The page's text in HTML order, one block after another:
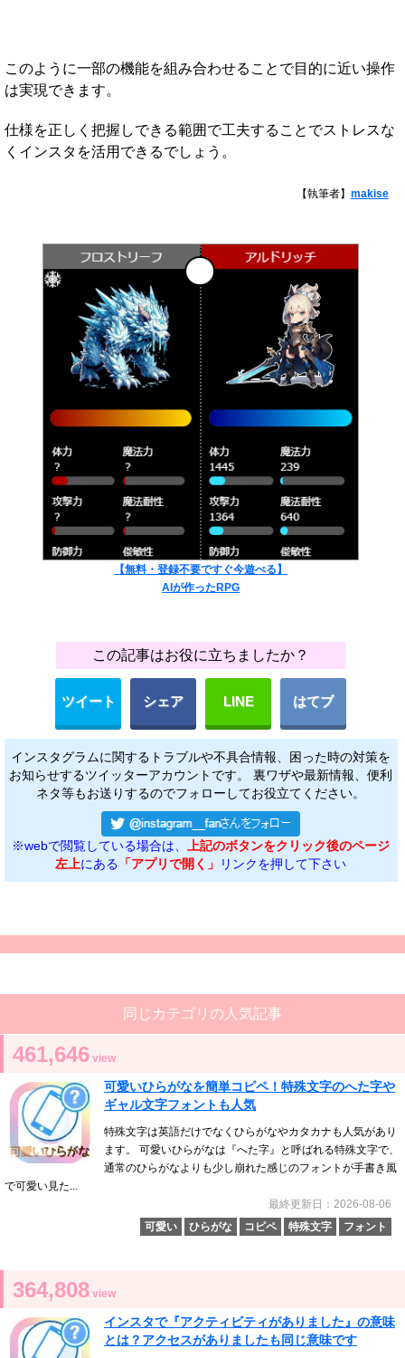
このように一部の機能を組み合わせることで目的に近い操作
は実現できます。
仕様を正しく把握しできる範囲で工夫することでストレスな
くインスタを活用できるでしょう。
【執筆者】 makise
【無料・登録不要ですぐ今遊べる】
AIが作ったRPG
この記事はお役に立ちましたか？
ツイート シェア LINE はてブ
インスタグラムに関するトラブルや不具合情報、困った時の対策を
お知らせするツイッターアカウントです。 裏ワザや最新情報、便利
ネタ等もお送りするのでフォローしてお役立てください。
※webで閲覧している場合は、
上記のボタンをクリック後のページ
左上にある 「アプリで開く」 リンクを押して下さい
同じカテゴリの人気記事
461,646 view
可愛いひらがなを簡単コピペ！特殊文字のへた字や
ギャル文字フォントも人気
特殊文字は英語だけでなくひらがなやカタカナも人気があり
ます。 可愛いひらがなは『へた字』と呼ばれる特殊文字で、
通常のひらがなよりも少し崩れた感じのフォントが手書き風
で可愛い見た...
最終更新日：2026-08-06
可愛い
ひらがな コピペ 特殊文字 フォント
364,808 view
インスタで『アクティビティがありました』の意味
とは？アクセスがありましたも同じ意味です